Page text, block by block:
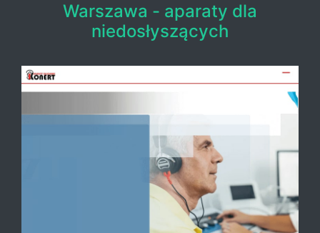
Warszawa - aparaty dla
niedosłyszących